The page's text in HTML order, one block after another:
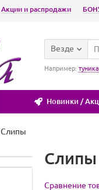
Акции и распродажи
Везде
Например: туника
Новинки /
Слипы
Слипы
Сравнение